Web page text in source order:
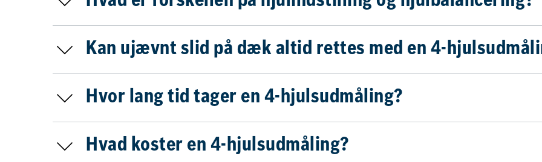
Kan ujævnt slid på dæk altid rettes med en 4-
Hvor lang tid tager en 4-hjulsudmåling?
Hvad koster en 4-hjulsudmåling?